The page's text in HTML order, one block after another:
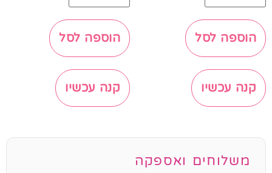
הוספה לסל
קנה עכשיו
הוספה לסל
קנה עכשיו
משלוחים ואספקה